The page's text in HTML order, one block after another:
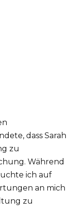
dass Sarah
zu
Während
ich auf
an mich
zu